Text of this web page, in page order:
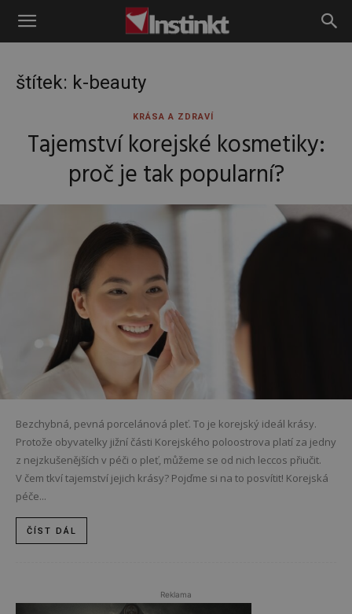
Instinkt
štítek: k-beauty
KRÁSA A ZDRAVÍ
Tajemství korejské kosmetiky:
proč je tak popularní?
Bezchybná, pevná porcelánová pleť. To je korejský ideál krásy.
Protože obyvatelky jižní části Korejského poloostrova platí za jedny
z nejzkušenějších v péči o pleť, můžeme se od nich leccos přiučit.
V čem tkví tajemství jejich krásy? Pojďme si na to posvítit! Korejská
péče...
ČÍST DÁL
Reklama